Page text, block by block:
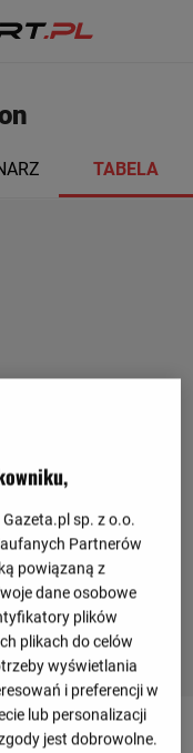
TABELA
sp. z o.o.
Partnerów
powiązaną z
dane osobowe
plików
plikach do celów
wyświetlania
i preferencji w
lub personalizacji
jest dobrowolne.